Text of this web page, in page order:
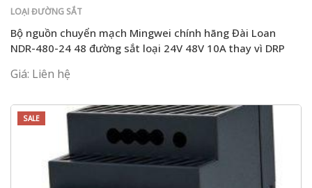
LOẠI ĐƯỜNG SẮT
Bộ nguồn chuyển mạch Mingwei chính hãng Đài Loan
NDR-480-24 48 đường sắt loại 24V 48V 10A thay vì DRP
Giá: Liên hệ
SALE